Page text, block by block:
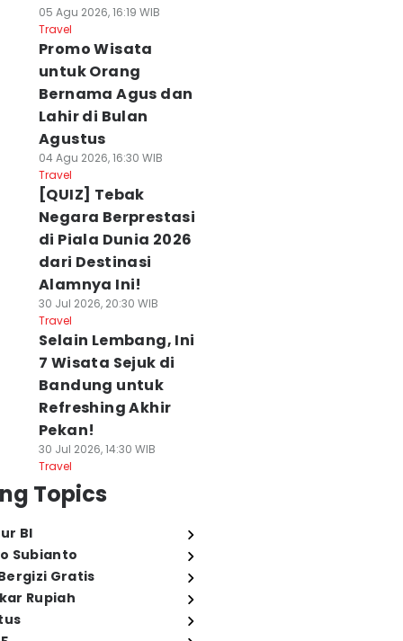
05 Agu 2026, 16:19 WIB
Travel
Promo Wisata
untuk Orang
Bernama Agus dan
Lahir di Bulan
Agustus
04 Agu 2026, 16:30 WIB
Travel
[QUIZ] Tebak
Negara Berprestasi
di Piala Dunia 2026
dari Destinasi
Alamnya Ini!
30 Jul 2026, 20:30 WIB
Travel
Selain Lembang, Ini
7 Wisata Sejuk di
Bandung untuk
Refreshing Akhir
Pekan!
30 Jul 2026, 14:30 WIB
Travel
Topics
BI
Subianto
Gratis
Rupiah